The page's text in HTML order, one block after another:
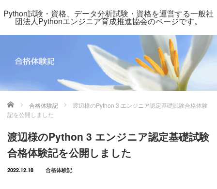
Python試験・資格、データ分析試験・資格を運営する一般社
団法人Pythonエンジニア育成推進協会のページです。
ホーム 合格体験記
渡辺様のPython 3 エンジニア認定基礎試験合格体験
記を公開しました
渡辺様のPython 3 エンジニア認定基礎試験
合格体験記を公開しました
2022.12.18 合格体験記